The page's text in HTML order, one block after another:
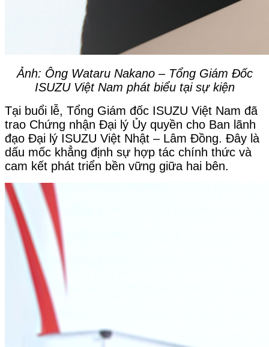
Ảnh: Ông Wataru Nakano – Tổng Giám Đốc
ISUZU Việt Nam phát biểu tại sự kiện
Tại buổi lễ, Tổng Giám đốc ISUZU Việt Nam đã
trao Chứng nhận Đại lý Ủy quyền cho Ban lãnh
đạo Đại lý ISUZU Việt Nhật – Lâm Đồng. Đây là
dấu mốc khẳng định sự hợp tác chính thức và
cam kết phát triển bền vững giữa hai bên.